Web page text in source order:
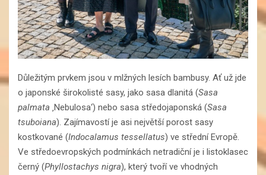
Důležitým prvkem jsou v mlžných lesích bambusy. Ať už jde
o japonské širokolisté sasy, jako sasa dlanitá (Sasa
palmata ‚Nebulosa‘) nebo sasa středojaponská (Sasa
tsuboiana). Zajímavostí je asi největší porost sasy
kostkované (Indocalamus tessellatus) ve střední Evropě.
Ve středoevropských podmínkách netradiční je i listoklasec
černý (Phyllostachys nigra), který tvoří ve vhodných